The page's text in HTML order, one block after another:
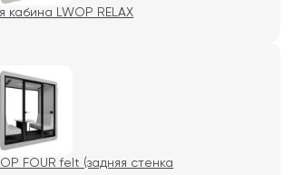
кабина LWOP RELAX
FOUR felt (задняя стенка